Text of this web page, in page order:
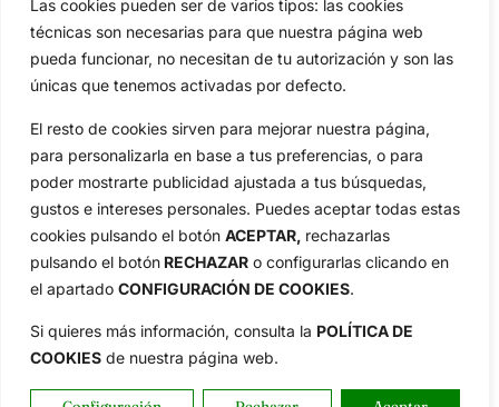
Las cookies pueden ser de varios tipos: las cookies
técnicas son necesarias para que nuestra página web
pueda funcionar, no necesitan de tu autorización y son las
únicas que tenemos activadas por defecto.
El resto de cookies sirven para mejorar nuestra página,
para personalizarla en base a tus preferencias, o para
poder mostrarte publicidad ajustada a tus búsquedas,
gustos e intereses personales. Puedes aceptar todas estas
cookies pulsando el botón ACEPTAR, rechazarlas
pulsando el botón RECHAZAR o configurarlas clicando en
el apartado CONFIGURACIÓN DE COOKIES.
Si quieres más información, consulta la POLÍTICA DE
COOKIES de nuestra página web.